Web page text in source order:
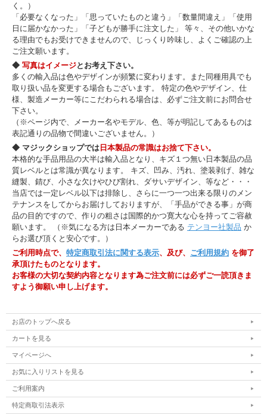
く。）
「必要なくなった」「思っていたものと違う」「数量間違え」「使用
日に届かなかった」「子どもが勝手に注文した」 等々、その他いかな
る理由でもお受けできませんので、じっくり吟味し、よくご確認の上
ご注文願います。
◆ 写真はイメージとお考え下さい。
多くの輸入品は色やデザインが頻繁に変わります。また同種用具でも
取り扱い品を変更する場合もございます。 特定の色やデザイン、仕
様、製造メーカー等にこだわられる場合は、必ずご注文前にお問合せ
下さい。
（※ページ内で、メーカー名やモデル、色、等が明記してあるものは
表記通りの品物で間違いございません。）
◆ マジックショップでは 日本製品の常識はお捨て下さい。
本格的な手品用品の大半は輸入品となり、キズ１つ無い日本製品の品
質レベルとは常識が異なります。 キズ、凹み、汚れ、塗装剥げ、雑な
縫製、錆び、小さな欠けやひび割れ、ダサいデザイン、等など・・・
当店では一定レベル以下は排除し、さらに一つ一つ出来る限りのメン
テナンスをしてからお届けしておりますが、「手品ができる事」が商
品の目的ですので、作りの粗さは国際的かつ寛大な心を持ってご容赦
願います。 （※気になる方は日本メーカーである テンヨー社製品 か
らお選び頂くと安心です。）
ご利用時点で、 特定商取引法に関する表示、及び、 ご利用規約 を御了
承頂けたものとなります。
お客様の大切な契約内容となります為ご注文前には必ずご一読頂きま
すよう御願い申し上げます。
お店のトップへ戻る
カートを見る
マイページへ
お気に入りリストを見る
ご利用案内
特定商取引法表示